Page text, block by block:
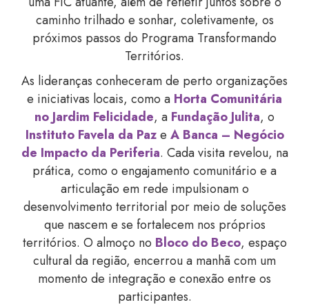
caminho trilhado e sonhar, coletivamente, os
próximos passos do Programa Transformando
Territórios.
As lideranças conheceram de perto organizações
e iniciativas locais, como a Horta Comunitária
no Jardim Felicidade, a Fundação Julita, o
Instituto Favela da Paze A Banca – Negócio
de Impacto da Periferia. Cada visita revelou, na
prática, como o engajamento comunitário e a
articulação em rede impulsionam o
desenvolvimento territorial por meio de soluções
que nascem e se fortalecem nos próprios
territórios. O almoço no Bloco do Beco, espaço
cultural da região, encerrou a manhã com um
momento de integração e conexão entre os
participantes.